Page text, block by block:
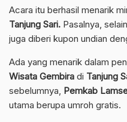
Acara itu berhasil menarik
Tanjung Sari. Pasalnya,
juga diberi kupon undian
Ada yang menarik dalam
Wisata Gembira di Tanjung
sebelumnya, Pemkab
utama berupa umroh gratis.